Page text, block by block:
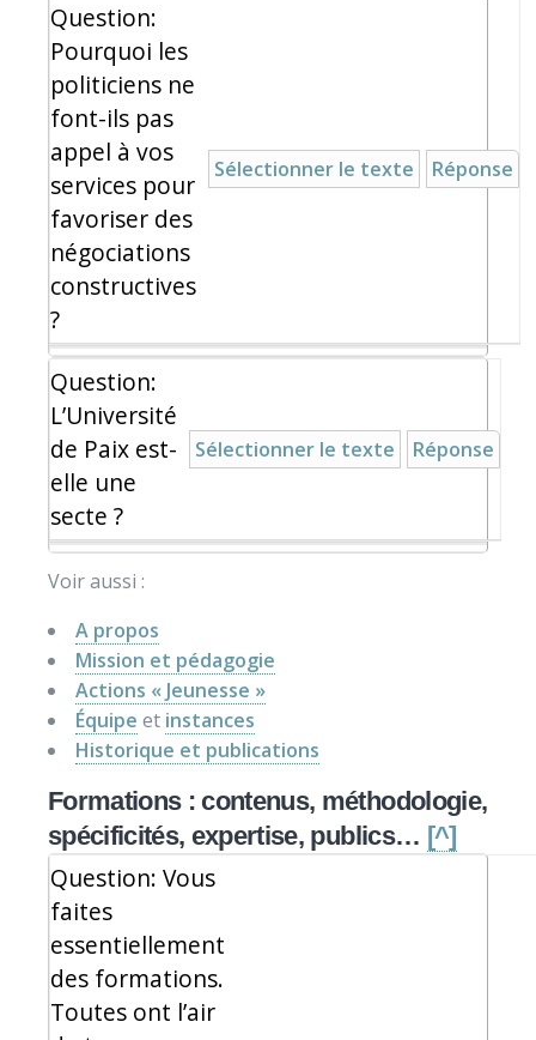
Question:
Pourquoi les
politiciens ne
font-ils pas
appel à vos
services pour
favoriser des
négociations
constructives
?
Sélectionner le texte Réponse
Question:
L’Université
de Paix est-
elle une
secte ?
Sélectionner le texte Réponse
Voir aussi :
A propos
Mission et pédagogie
Actions « Jeunesse »
Équipe et instances
Historique et publications
Formations : contenus, méthodologie,
spécificités, expertise, publics… [^]
Question: Vous
faites
essentiellement
des formations.
Toutes ont l’air